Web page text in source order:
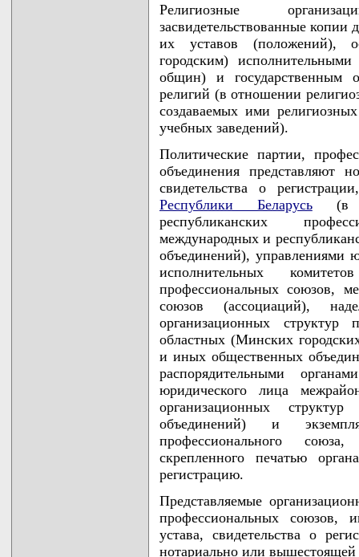
Религиозные
засвидетельствованные
их уставов (положений),
городским)
общин) и государственным
религий (в отношении
создаваемых ими
учебных заведений).
Политические партии,
объединения представляют
свидетельства о
Республики Беларусь(в
республиканских
международных и
объединений), управлениями
исполнительных
профессиональных союзов,
союзов (ассоциаций),
организационных структур
областных (Минских
и иных общественных
распорядительными
юридического лица
организационных
объединений) и
профессионального
скрепленного печатью
регистрацию.
Представляемые
профессиональных союзов,
устава, свидетельства о
нотариально или вышестоящей